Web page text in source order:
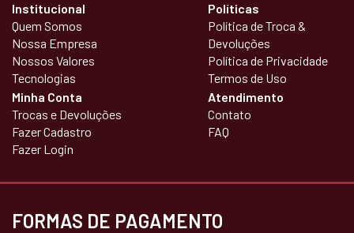
Institucional
Quem Somos
Nossa Empresa
Nossos Valores
Tecnologias
Políticas
Política de Troca &
Devoluções
Política de Privacidade
Termos de Uso
Minha Conta
Trocas e Devoluções
Fazer Cadastro
Fazer Login
Atendimento
Contato
FAQ
FORMAS DE PAGAMENTO